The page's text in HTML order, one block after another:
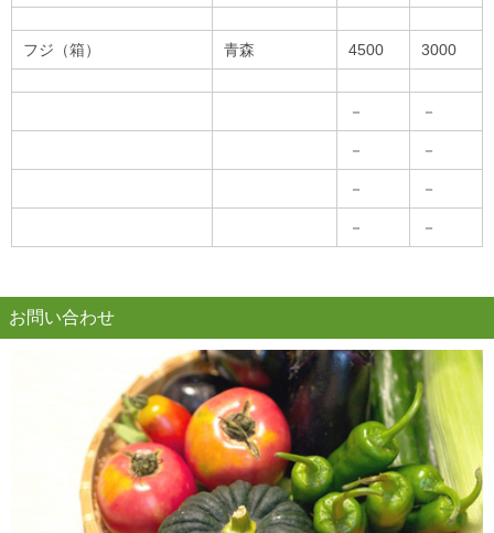
フジ（箱） 青森 4500 3000
－ －
－ －
－ －
－ －
お問い合わせ